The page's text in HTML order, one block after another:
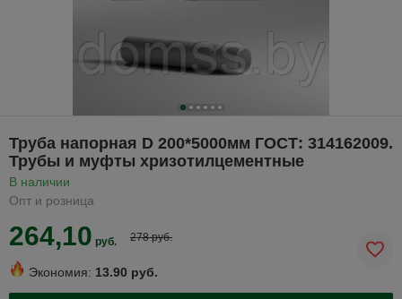
Труба напорная D 200*5000мм ГОСТ: 314162009.
Трубы и муфты хризотилцементные
В наличии
Опт и розница
264,10 руб. 278 руб.
Экономия: 13.90 руб.